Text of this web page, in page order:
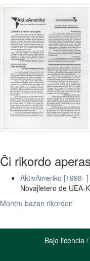
Ĉi rikordo
AktivAmeriko [1998- ]
Novaĵletero de UEA-
Montru bazan rikordon
Bajo licencia